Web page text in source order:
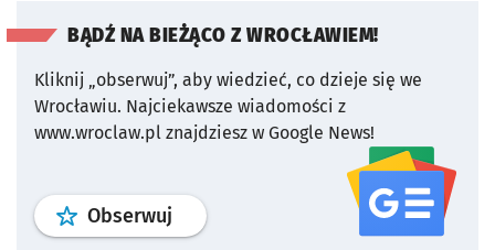
BĄDŹ NA BIEŻĄCO Z WROCŁAWIEM!
Kliknij „obserwuj”, aby wiedzieć, co dzieje się we
Wrocławiu. Najciekawsze wiadomości z
www.wroclaw.pl znajdziesz w Google News!
Obserwuj profil serwisu